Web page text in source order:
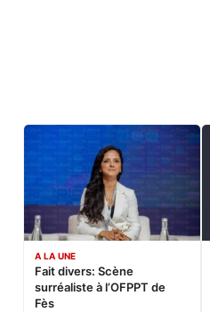
A LA UNE
Fait divers: Scène
surréaliste à l’OFPPT de
Fès